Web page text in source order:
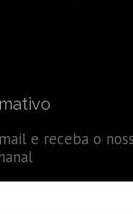
e receba o